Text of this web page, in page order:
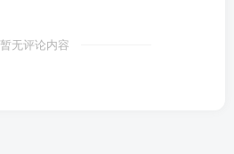
暂无评论内容